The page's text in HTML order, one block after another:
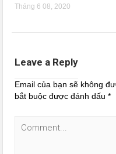
Tháng 6 08, 2020
Leave a Reply
Email của bạn sẽ không
bắt buộc được đánh dấu*